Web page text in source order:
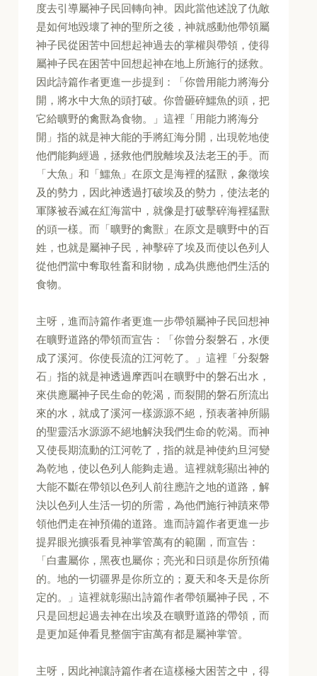
度去引導屬神子民回轉向神。因此當他述說了仇敵
是如何地毀壞了神的聖所之後，神就感動他帶領屬
神子民從困苦中回想起神過去的掌權與帶領，使得
屬神子民在困苦中回想起神在地上所施行的拯救。
因此詩篇作者更進一步提到：「你曾用能力將海分
開，將水中大魚的頭打破。你曾砸碎鱷魚的頭，把
它給曠野的禽獸為食物。」這裡「用能力將海分
開」指的就是神大能的手將紅海分開，出現乾地使
他們能夠經過，拯救他們脫離埃及法老王的手。而
「大魚」和「鱷魚」在原文是海裡的猛獸，象徵埃
及的勢力，因此神透過打破埃及的勢力，使法老的
軍隊被吞滅在紅海當中，就像是打破擊碎海裡猛獸
的頭一樣。而「曠野的禽獸」在原文是曠野中的百
姓，也就是屬神子民，神擊碎了埃及而使以色列人
從他們當中奪取牲畜和財物，成為供應他們生活的
食物。
主呀，進而詩篇作者更進一步帶領屬神子民回想神
在曠野道路的帶領而宣告：「你曾分裂磐石，水便
成了溪河。你使長流的江河乾了。」這裡「分裂磐
石」指的就是神透過摩西叫在曠野中的磐石出水，
來供應屬神子民生命的乾渴，而裂開的磐石所流出
來的水，就成了溪河一樣源源不絕，預表著神所賜
的聖靈活水源源不絕地解決我們生命的乾渴。而神
又使長期流動的江河乾了，指的就是神使約旦河變
為乾地，使以色列人能夠走過。這裡就彰顯出神的
大能不斷在帶領以色列人前往應許之地的道路，解
決以色列人生活一切的所需，為他們施行神蹟來帶
領他們走在神預備的道路。進而詩篇作者更進一步
提昇眼光擴張看見神掌管萬有的範圍，而宣告：
「白晝屬你，黑夜也屬你；亮光和日頭是你所預備
的。地的一切疆界是你所立的；夏天和冬天是你所
定的。」這裡就彰顯出詩篇作者帶領屬神子民，不
只是回想起過去神在出埃及在曠野道路的帶領，而
是更加延伸看見整個宇宙萬有都是屬神掌管。
主呀，因此神讓詩篇作者在這樣極大困苦之中，得